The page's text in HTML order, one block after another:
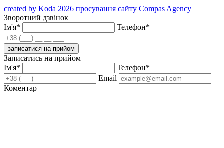
created by Koda 2026 просування сайту Compas Agency
Зворотний дзвінок
Ім'я*
Телефон*
записатися на прийом
Записатись на прийом
Ім'я*
Телефон*
Email
Коментар